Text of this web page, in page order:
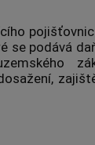
se podává